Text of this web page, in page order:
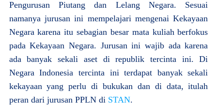
Pengurusan Piutang dan Lelang Negara. Sesuai
namanya jurusan ini mempelajari mengenai Kekayaan
Negara karena itu sebagian besar mata kuliah berfokus
pada Kekayaan Negara. Jurusan ini wajib ada karena
ada banyak sekali aset di republik tercinta ini. Di
Negara Indonesia tercinta ini terdapat banyak sekali
kekayaan yang perlu di bukukan dan di data, itulah
peran dari jurusan PPLN di STAN.